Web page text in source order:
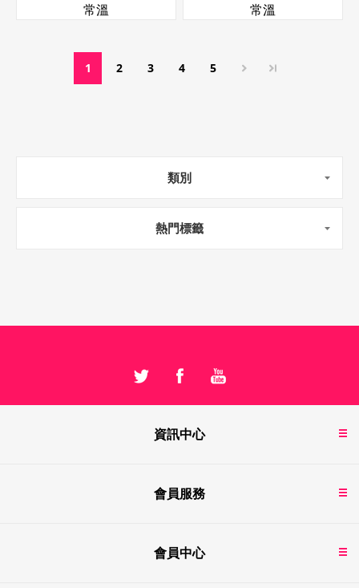
常溫 常溫
1 2 3 4 5
類別
熱門標籤
資訊中心
會員服務
會員中心